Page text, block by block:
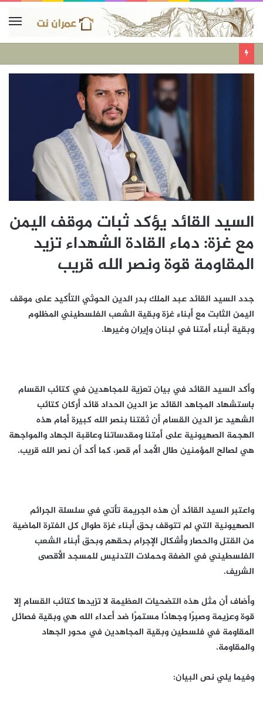
السيد القائد يؤكد ثبات موقف اليمن
مع غزة: دماء القادة الشهداء تزيد
المقاومة قوة ونصر الله قريب
جدد السيد القائد عبد الملك بدر الدين الحوثي التأكيد على موقف
اليمن الثابت مع أبناء غزة وبقية الشعب الفلسطيني المظلوم
وبقية أبناء أمتنا في لبنان وإيران وغيرها.
وأكد السيد القائد في بيان تعزية للمجاهدين في كتائب القسام
باستشهاد المجاهد القائد عز الدين الحداد قائد أركان كتائب
الشهيد عز الدين القسام أن ثقتنا بنصر الله كبيرة أمام هذه
الهجمة الصهيونية على أمتنا ومقدساتنا وعاقبة الجهاد والمواجهة
هي لصالح المؤمنين طال الأمد أم قصر، كما أكد أن نصر الله قريب.
واعتبر السيد القائد أن هذه الجريمة تأتي في سلسلة الجرائم
الصهيونية التي لم تتوقف بحق أبناء غزة طوال كل الفترة الماضية
من القتل والحصار وأشكال الإجرام بحقهم وبحق أبناء الشعب
الفلسطيني في الضفة وحملات التدنيس للمسجد الأقصى
الشريف.
وأضاف أن مثل هذه التضحيات العظيمة لا تزيدها كتائب القسام إلا
قوة وعزيمة وصبرًا وجهادًا مستمرًا ضد أعداء الله هي وبقية فصائل
المقاومة في فلسطين وبقية المجاهدين في محور الجهاد
والمقاومة.
وفيما يلي نص البيان: